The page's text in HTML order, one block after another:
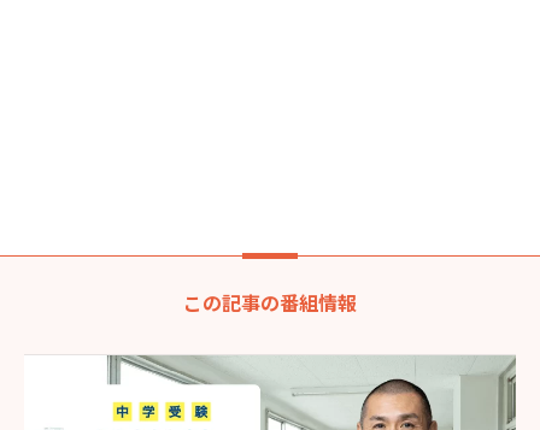
この記事の番組情報